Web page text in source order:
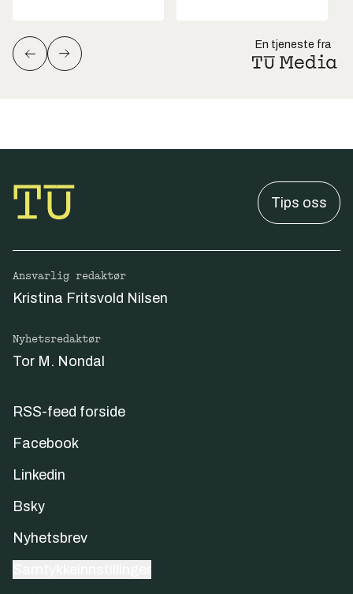
En tjeneste fra
Tips oss
Ansvarlig redaktør
Kristina Fritsvold Nilsen
Nyhetsredaktør
Tor M. Nondal
RSS-feed forside
Facebook
Linkedin
Bsky
Nyhetsbrev